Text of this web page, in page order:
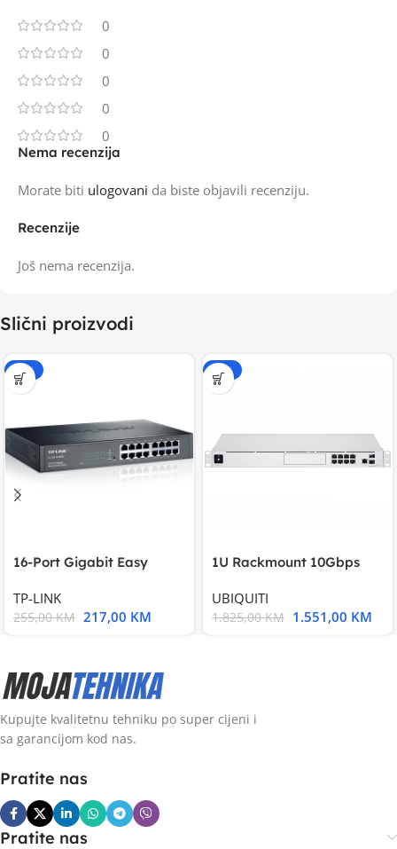
0
0
0
0
0
Recenzije
Još nema recenzija.
Nema recenzija
Morate biti ulogovani da biste objavili recenziju.
Slični proizvodi
-15%
16-Port Gigabit Easy
TP-LINK
255,00KM 217,00 KM
-15%
1U Rackmount 10Gbps
UBIQUITI
1.825,00KM 1.551,00 KM
Kupujte kvalitetnu tehniku po super cijeni i
sa garancijom kod nas.
Pratite nas
Pratite nas